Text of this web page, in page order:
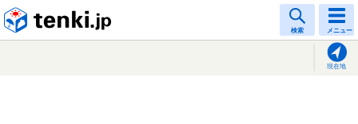
検索 メニュー
現在地